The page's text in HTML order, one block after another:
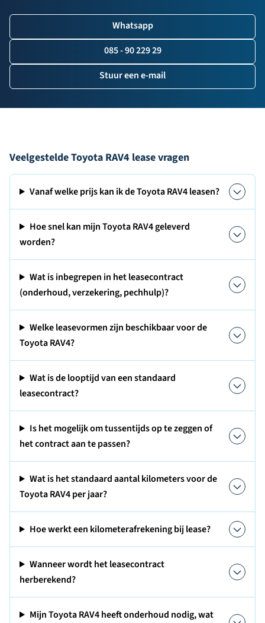
Whatsapp
085 - 90 229 29
Stuur een e-mail
Veelgestelde Toyota RAV4 lease vragen
Vanaf welke prijs kan ik de Toyota RAV4 leasen?
Hoe snel kan mijn Toyota RAV4 geleverd
worden?
Wat is inbegrepen in het leasecontract
(onderhoud, verzekering, pechhulp)?
Welke leasevormen zijn beschikbaar voor de
Toyota RAV4?
Wat is de looptijd van een standaard
leasecontract?
Is het mogelijk om tussentijds op te zeggen of
het contract aan te passen?
Wat is het standaard aantal kilometers voor de
Toyota RAV4 per jaar?
Hoe werkt een kilometerafrekening bij lease?
Wanneer wordt het leasecontract
herberekend?
Mijn Toyota RAV4 heeft onderhoud nodig, wat